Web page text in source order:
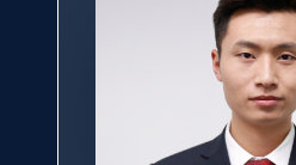
175+
Target - Discover